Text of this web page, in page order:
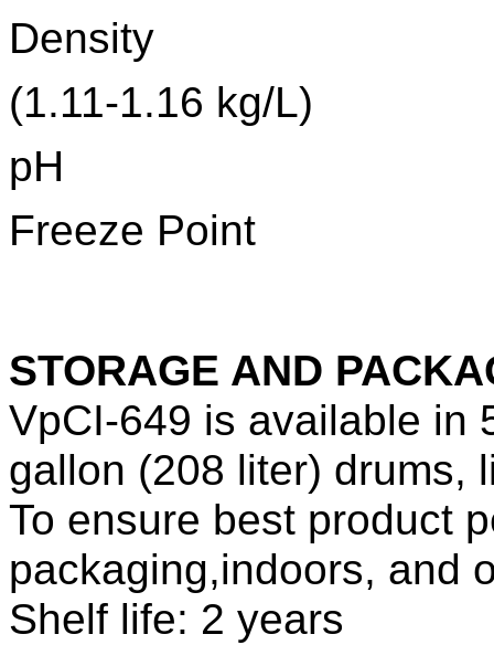
(1.11-1.16 kg/L)
Freeze
STORAGE AND
VpCI-649 is available in
gallon (208 liter) drums,
To ensure best product
packaging,indoors, and
Shelf life: 2 years